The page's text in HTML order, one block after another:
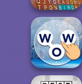
Word Bird